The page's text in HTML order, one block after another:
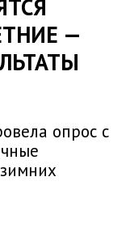
—
опрос с